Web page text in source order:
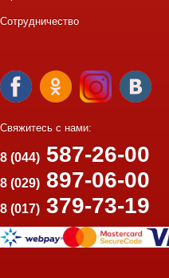
Сотрудничество
Свяжитесь с нами:
8 (044) 587-26-00
8 (029) 897-06-00
8 (017) 379-73-19